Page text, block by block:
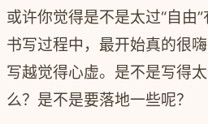
或许你觉得是不是太过“自由”
书写过程中，最开始真的很
写越觉得心虚。是不是写得
么？是不是要落地一些呢？